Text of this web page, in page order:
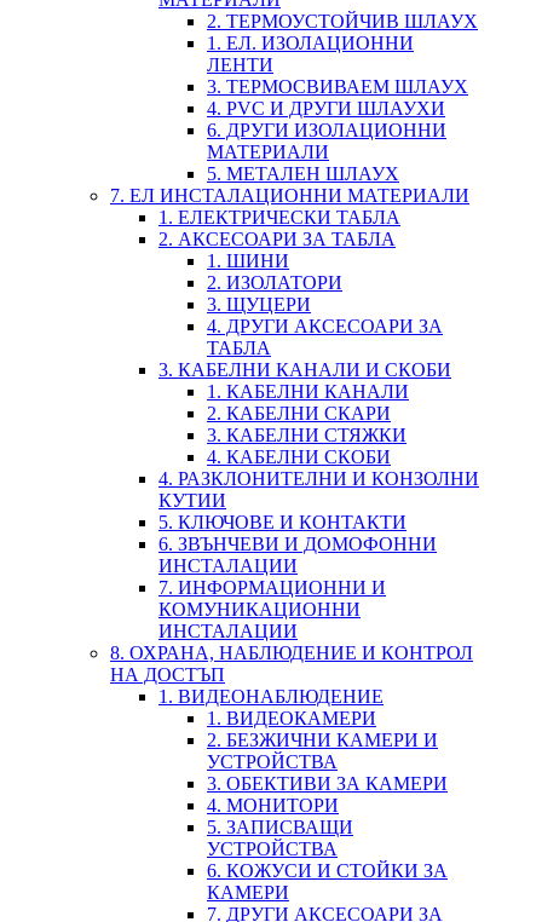
2. ТЕРМОУСТОЙЧИВ ШЛАУХ
1. ЕЛ. ИЗОЛАЦИОННИ
ЛЕНТИ
3. ТЕРМОСВИВАЕМ ШЛАУХ
4. PVC И ДРУГИ ШЛАУХИ
6. ДРУГИ ИЗОЛАЦИОННИ
МАТЕРИАЛИ
5. МЕТАЛЕН ШЛАУХ
7. ЕЛ ИНСТАЛАЦИОННИ МАТЕРИАЛИ
1. ЕЛЕКТРИЧЕСКИ ТАБЛА
2. АКСЕСОАРИ ЗА ТАБЛА
1. ШИНИ
2. ИЗОЛАТОРИ
3. ЩУЦЕРИ
4. ДРУГИ АКСЕСОАРИ ЗА
ТАБЛА
3. КАБЕЛНИ КАНАЛИ И СКОБИ
1. КАБЕЛНИ КАНАЛИ
2. КАБЕЛНИ СКАРИ
3. КАБЕЛНИ СТЯЖКИ
4. КАБЕЛНИ СКОБИ
4. РАЗКЛОНИТЕЛНИ И КОНЗОЛНИ
КУТИИ
5. КЛЮЧОВЕ И КОНТАКТИ
6. ЗВЪНЧЕВИ И ДОМОФОННИ
ИНСТАЛАЦИИ
7. ИНФОРМАЦИОННИ И
КОМУНИКАЦИОННИ
ИНСТАЛАЦИИ
8. ОХРАНА, НАБЛЮДЕНИЕ И КОНТРОЛ
НА ДОСТЪП
1. ВИДЕОНАБЛЮДЕНИЕ
1. ВИДЕОКАМЕРИ
2. БЕЗЖИЧНИ КАМЕРИ И
УСТРОЙСТВА
3. ОБЕКТИВИ ЗА КАМЕРИ
4. МОНИТОРИ
5. ЗАПИСВАЩИ
УСТРОЙСТВА
6. КОЖУСИ И СТОЙКИ ЗА
КАМЕРИ
7. ДРУГИ АКСЕСОАРИ ЗА